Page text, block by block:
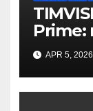
Prime:
clienti
APR 5, 2026